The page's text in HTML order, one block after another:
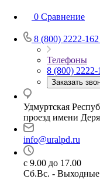
0 Сравнение
8 (800) 2222-162
Телефоны
8 (800) 2222-
Заказать
Удмуртская
проезд имени
info@uralpd.ru
с 9.00 до 17.00
Сб.Вс. - Выходные